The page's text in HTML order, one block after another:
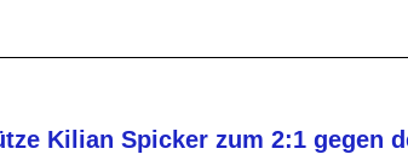
Kilian Spicker zum 2:1 gegen